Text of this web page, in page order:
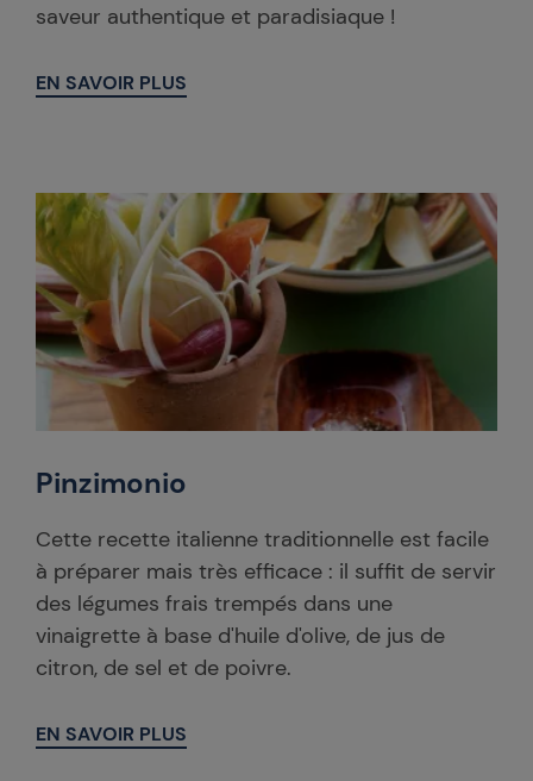
saveur authentique et paradisiaque !
EN SAVOIR PLUS
Pinzimonio
Cette recette italienne traditionnelle est facile
à préparer mais très efficace : il suffit de servir
des légumes frais trempés dans une
vinaigrette à base d'huile d'olive, de jus de
citron, de sel et de poivre.
EN SAVOIR PLUS